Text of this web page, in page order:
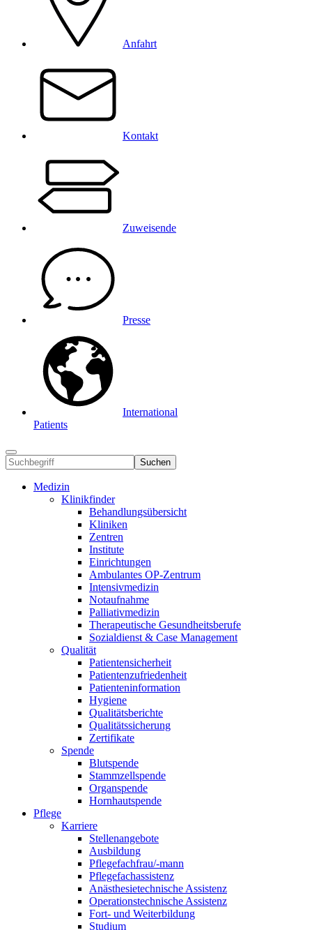
Anfahrt
Kontakt
Zuweisende
Presse
International
Patients
Suchen
Medizin
Klinikfinder
Behandlungsübersicht
Kliniken
Zentren
Institute
Einrichtungen
Ambulantes OP-Zentrum
Intensivmedizin
Notaufnahme
Palliativmedizin
Therapeutische Gesundheitsberufe
Sozialdienst & Case Management
Qualität
Patientensicherheit
Patientenzufriedenheit
Patienteninformation
Hygiene
Qualitätsberichte
Qualitätssicherung
Zertifikate
Spende
Blutspende
Stammzellspende
Organspende
Hornhautspende
Pflege
Karriere
Stellenangebote
Ausbildung
Pflegefachfrau/-mann
Pflegefachassistenz
Anästhesietechnische Assistenz
Operationstechnische Assistenz
Fort- und Weiterbildung
Studium